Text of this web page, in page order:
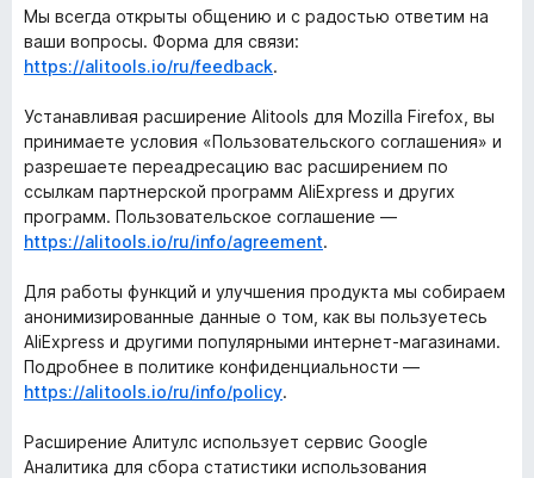
Мы всегда открыты общению и с радостью ответим на
ваши вопросы. Форма для связи:
https://alitools.io/ru/feedback.
Устанавливая расширение Alitools для Mozilla Firefox, вы
принимаете условия «Пользовательского соглашения» и
разрешаете переадресацию вас расширением по
ссылкам партнерской программ AliExpress и других
программ. Пользовательское соглашение —
https://alitools.io/ru/info/agreement.
Для работы функций и улучшения продукта мы собираем
анонимизированные данные о том, как вы пользуетесь
AliExpress и другими популярными интернет-магазинами.
Подробнее в политике конфиденциальности —
https://alitools.io/ru/info/policy.
Расширение Алитулс использует сервис Google
Аналитика для сбора статистики использования